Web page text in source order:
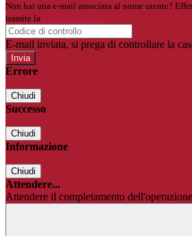
Non hai una e-mail associata al nome utente?
tramite la
Login Spaggiari
E-mail inviata, si prega di controllare la
Errore
Chiudi
Successo
Chiudi
Informazione
Chiudi
Attendere...
Attendere il completamento